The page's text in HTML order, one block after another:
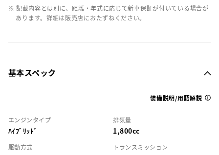
※ 記載内容とは別に、距離・年式に応じて新車保証が付いている場合が
あります。詳細は販売店におたずねください。
基本スペック
装備説明/用語解説
エンジンタイプ
ﾊｲﾌﾞﾘｯﾄﾞ
排気量
1,800cc
駆動方式 トランスミッション